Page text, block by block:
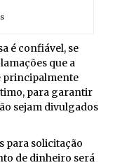
é confiável, se
que a
principalmente
para garantir
sejam divulgados
para solicitação
de dinheiro será